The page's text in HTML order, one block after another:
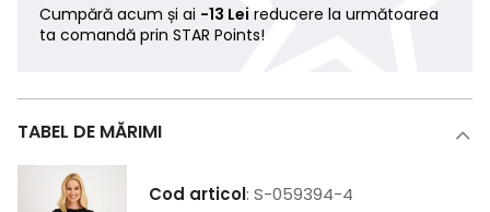
Cumpără acum și ai -13 Lei reducere la următoarea
ta comandă prin STAR Points!
TABEL DE MĂRIMI
Cod articol: S-059394-4